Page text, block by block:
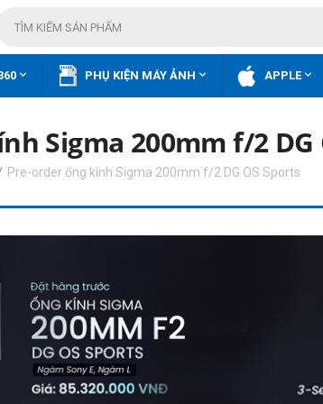
 PHỤ KIỆN MÁY ẢNH  APPLE
Sigma 200mm f/2 DG
Pre-order ống kính Sigma 200mm f/2 DG OS Sports